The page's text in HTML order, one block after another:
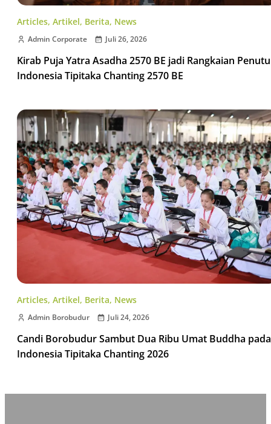
Articles, Artikel, Berita, News
Admin Corporate Juli 26, 2026
Kirab Puja Yatra Asadha 2570 BE jadi Rangkaian
Indonesia Tipitaka Chanting 2570 BE
Articles, Artikel, Berita, News
Admin Borobudur Juli 24, 2026
Candi Borobudur Sambut Dua Ribu Umat Buddha pada
Indonesia Tipitaka Chanting 2026